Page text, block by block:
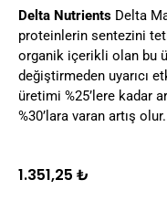
Delta Nutrients Delta
proteinlerin sentezini
organik içerikli olan bu
değiştirmeden uyarıcı
üretimi %25’lere kadar
%30’lara varan artış olur.
1.351,25 ₺